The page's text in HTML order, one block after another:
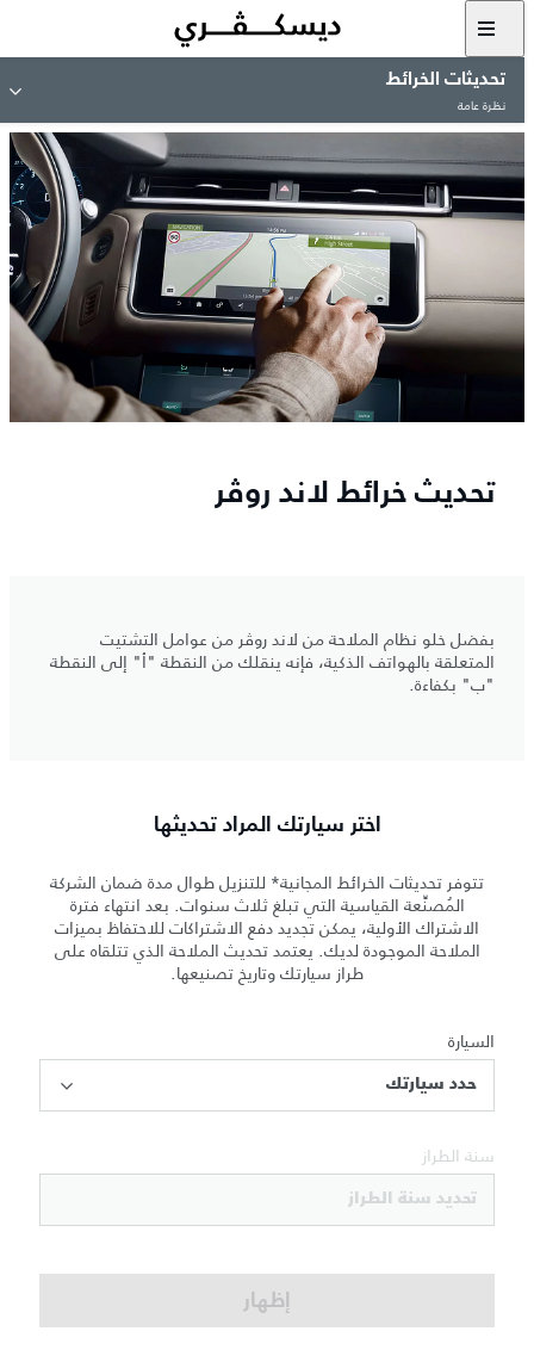
تحديثات الخرائط
نظرة عامة
تحديث خرائط لاند روڤر
بفضل خلو نظام الملاحة من لاند روڤر من عوامل التشتيت
المتعلقة بالهواتف الذكية، فإنه ينقلك من النقطة "أ" إلى النقطة
"ب" بكفاءة.
اختر سيارتك المراد تحديثها
تتوفر تحديثات الخرائط المجانية* للتنزيل طوال مدة ضمان الشركة
المُصنِّعة القياسية التي تبلغ ثلاث سنوات. بعد انتهاء فترة
الاشتراك الأولية، يمكن تجديد دفع الاشتراكات للاحتفاظ بميزات
الملاحة الموجودة لديك. يعتمد تحديث الملاحة الذي تتلقاه على
طراز سيارتك وتاريخ تصنيعها.
السيارة
حدد سيارتك
سنة الطراز
تحديد سنة الطراز
إظهار